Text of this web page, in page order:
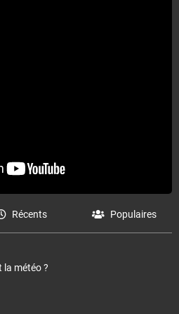
Récents Populaires
la météo ?